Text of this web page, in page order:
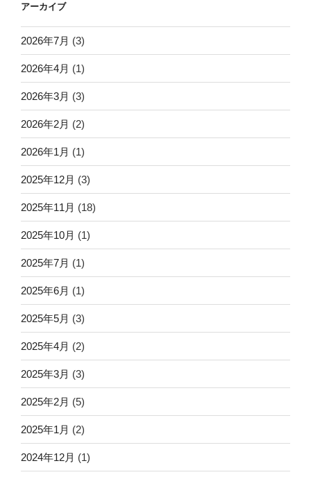
アーカイブ
2026年7月 (3)
2026年4月 (1)
2026年3月 (3)
2026年2月 (2)
2026年1月 (1)
2025年12月 (3)
2025年11月 (18)
2025年10月 (1)
2025年7月 (1)
2025年6月 (1)
2025年5月 (3)
2025年4月 (2)
2025年3月 (3)
2025年2月 (5)
2025年1月 (2)
2024年12月 (1)